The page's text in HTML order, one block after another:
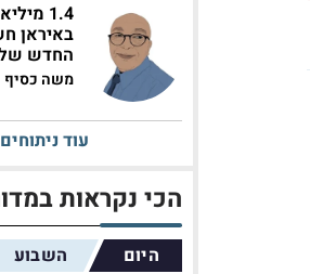
1.4
באיראן
החדש של
משה כסיף
עוד
הכי נקראות
היום השבוע